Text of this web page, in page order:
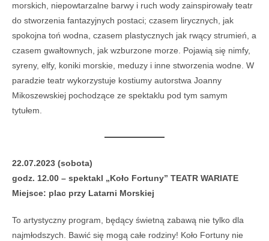
morskich, niepowtarzalne barwy i ruch wody zainspirowały teatr
do stworzenia fantazyjnych postaci; czasem lirycznych, jak
spokojna toń wodna, czasem plastycznych jak rwący strumień, a
czasem gwałtownych, jak wzburzone morze. Pojawią się nimfy,
syreny, elfy, koniki morskie, meduzy i inne stworzenia wodne. W
paradzie teatr wykorzystuje kostiumy autorstwa Joanny
Mikoszewskiej pochodzące ze spektaklu pod tym samym
tytułem.
22.07.2023 (sobota)
godz. 12.00 – spektakl „Koło Fortuny” TEATR WARIATE
Miejsce: plac przy Latarni Morskiej
To artystyczny program, będący świetną zabawą nie tylko dla
najmłodszych. Bawić się mogą całe rodziny! Koło Fortuny nie